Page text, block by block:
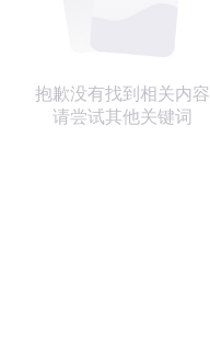
抱歉没有找到相关内容
请尝试其他关键词